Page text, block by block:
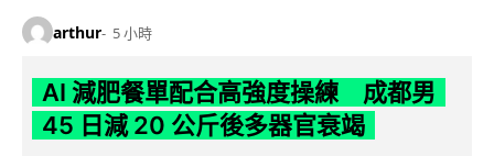
arthur 5 小時
AI 減肥餐單配合高強度操練 成都男
45 日減 20 公斤後多器官衰竭